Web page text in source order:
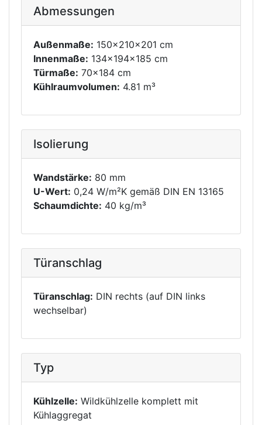
Abmessungen
Außenmaße: 150x210x201 cm
Innenmaße: 134x194x185 cm
Türmaße: 70x184 cm
Kühlraumvolumen: 4.81 m³
Isolierung
Wandstärke: 80 mm
U-Wert: 0,24 W/m²K gemäß DIN EN 13165
Schaumdichte: 40 kg/m³
Türanschlag
Türanschlag: DIN rechts (auf DIN links
wechselbar)
Typ
Kühlzelle: Wildkühlzelle komplett mit
Kühlaggregat